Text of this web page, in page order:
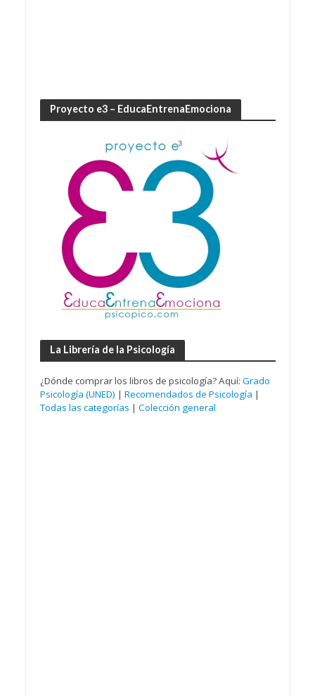
Proyecto e3 – EducaEntrenaEmociona
La Librería de la Psicología
¿Dónde comprar los libros de psicología? Aquí: Grado
Psicología (UNED) | Recomendados de Psicología |
Todas las categorías | Colección general